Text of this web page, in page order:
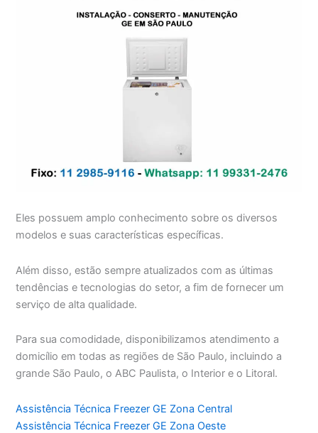
Eles possuem amplo conhecimento sobre os diversos
modelos e suas características específicas.
Além disso, estão sempre atualizados com as últimas
tendências e tecnologias do setor, a fim de fornecer um
serviço de alta qualidade.
Para sua comodidade, disponibilizamos atendimento a
domicílio em todas as regiões de São Paulo, incluindo a
grande São Paulo, o ABC Paulista, o Interior e o Litoral.
Assistência Técnica Freezer GE Zona Central
Assistência Técnica Freezer GE Zona Oeste